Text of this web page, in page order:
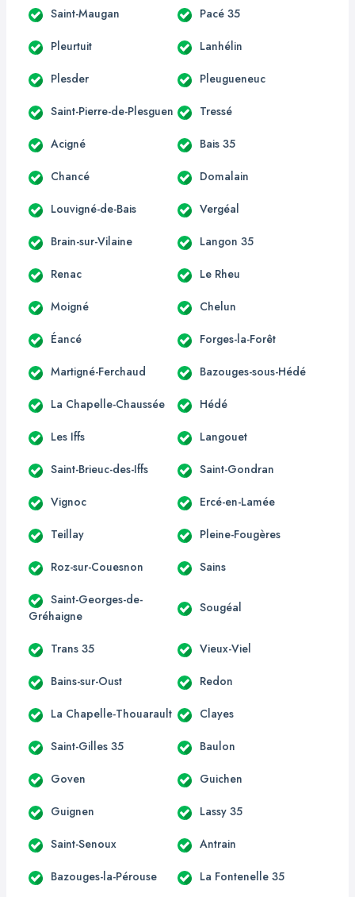
Saint-Maugan Pacé 35
Pleurtuit Lanhélin
Plesder Pleugueneuc
Saint-Pierre-de-Plesguen Tressé
Acigné Bais 35
Chancé Domalain
Louvigné-de-Bais Vergéal
Brain-sur-Vilaine Langon 35
Renac Le Rheu
Moigné Chelun
Éancé Forges-la-Forêt
Martigné-Ferchaud Bazouges-sous-Hédé
La Chapelle-Chaussée Hédé
Les Iffs Langouet
Saint-Brieuc-des-Iffs Saint-Gondran
Vignoc Ercé-en-Lamée
Teillay Pleine-Fougères
Roz-sur-Couesnon Sains
Saint-Georges-de-
Gréhaigne
Sougéal
Trans 35 Vieux-Viel
Bains-sur-Oust Redon
La Chapelle-Thouarault Clayes
Saint-Gilles 35 Baulon
Goven Guichen
Guignen Lassy 35
Saint-Senoux Antrain
Bazouges-la-Pérouse La Fontenelle 35